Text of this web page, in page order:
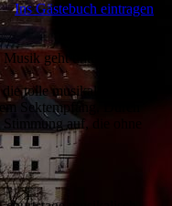
Ins Gästebuch eintragen
geht unter die
tolle musikalische
Sektempfang. Durch
auf, die ohne